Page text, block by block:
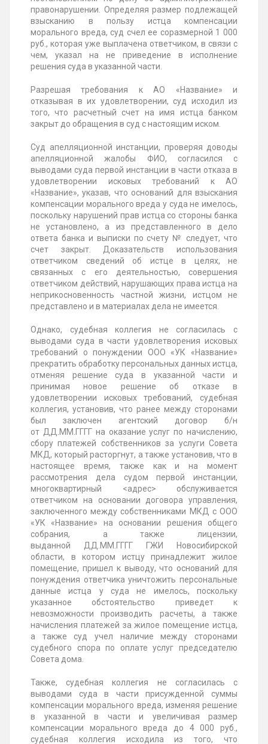
правонарушении. Определяя размер подлежащей
взысканию в пользу истца компенсации
морального вреда, суд счел ее соразмерной 1 000
руб., которая уже выплачена ответчиком, в связи с
чем, указал на не приведение в исполнение
решения суда в указанной части.
Разрешая требования к АО «Название» и
отказывая в их удовлетворении, суд исходил из
того, что расчетный счет на имя истца банком
закрыт до обращения в суд с настоящим иском.
Суд апелляционной инстанции, проверяя доводы
апелляционной жалобы ФИО, согласился с
выводами суда первой инстанции в части отказа в
удовлетворении исковых требований к АО
«Название», указав, что оснований для взыскания
компенсации морального вреда у суда не имелось,
поскольку нарушений прав истца со стороны банка
не установлено, а из представленного в дело
ответа банка и выписки по счету №
следует, что
счет закрыт. Доказательств использования
ответчиком сведений об истце в целях, не
связанных с его деятельностью, совершения
ответчиком действий, нарушающих права истца на
неприкосновенность частной жизни, истцом не
представлено и в материалах дела не имеется.
Однако, судебная коллегия не согласилась с
выводами суда в части удовлетворения исковых
требований о понуждении ООО «УК «Название»
прекратить обработку персональных данных истца,
отменяя решение суда в указанной части и
принимая новое решение об отказе в
удовлетворении исковых требований, судебная
коллегия, установив, что ранее между сторонами
был заключен агентский договор б/н
от ДД.ММ.ГГГГна оказание услуг по начислению,
сбору платежей собственников за услуги Совета
МКД, который расторгнут, а также установив, что в
настоящее время, также как и на момент
рассмотрения дела судом первой инстанции,
многоквартирный <адрес> обслуживается
ответчиком на основании договора управления,
заключенного между собственниками МКД с ООО
«УК «Название» на основании решения общего
собрания, а также лицензии,
выданной ДД.ММ.ГГГГ ГЖИ Новосибирской
области, в котором истцу принадлежит жилое
помещение, пришел к выводу, что оснований для
понуждения ответчика уничтожить персональные
данные истца у суда не имелось, поскольку
указанное обстоятельство приведет к
невозможности производить расчеты, а также
начисления платежей за жилое помещение истца,
а также суд учел наличие между сторонами
судебного спора по оплате услуг председателю
Совета дома.
Также, судебная коллегия не согласилась с
выводами суда в части присужденной суммы
компенсации морального вреда, изменяя решение
в указанной в части и увеличивая размер
компенсации морального вреда до 4 000 руб.,
судебная коллегия исходила из того, что